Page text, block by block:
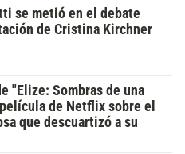
se metió en el debate
de Cristina Kirchner
"Elize: Sombras de una
de Netflix sobre el
que descuartizó a su